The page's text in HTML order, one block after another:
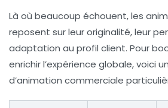
Là où beaucoup échouent, les
reposent sur leur originalité, leur
adaptation au profil client. Pour
enrichir l’expérience globale, voici
d’animation commerciale